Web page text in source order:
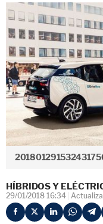
HÍBRIDOS Y
29/01/2018 16:34